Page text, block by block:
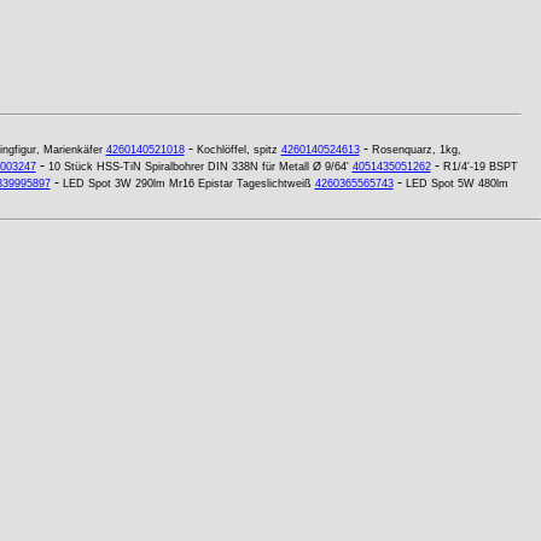
Marienkäfer 4260140521018- Kochlöffel, spitz 4260140524613- Rosenquarz, 1kg,
- 10 Stück HSS-TiN Spiralbohrer DIN 338N für Metall Ø 9/64' 4051435051262- R1/4'-19 BSPT
- LED Spot 3W 290lm Mr16 Epistar Tageslichtweiß 4260365565743- LED Spot 5W 480lm